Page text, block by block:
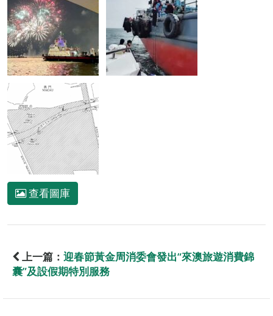
查看圖庫
上一篇： 迎春節黃金周消委會發出“來澳旅遊消費錦
囊”及設假期特別服務